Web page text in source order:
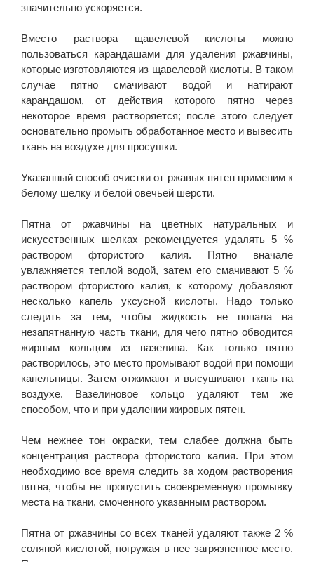
значительно ускоряется.
Вместо раствора щавелевой кислоты можно
пользоваться карандашами для удаления ржавчины,
которые изготовляются из щавелевой кислоты. В таком
случае пятно смачивают водой и натирают
карандашом, от действия которого пятно через
некоторое время растворяется; после этого следует
основательно промыть обработанное место и вывесить
ткань на воздухе для просушки.
Указанный способ очистки от ржавых пятен применим к
белому шелку и белой овечьей шерсти.
Пятна от ржавчины на цветных натуральных и
искусственных шелках рекомендуется удалять 5 %
раствором фтористого калия. Пятно вначале
увлажняется теплой водой, затем его смачивают 5 %
раствором фтористого калия, к которому добавляют
несколько капель уксусной кислоты. Надо только
следить за тем, чтобы жидкость не попала на
незапятнанную часть ткани, для чего пятно обводится
жирным кольцом из вазелина. Как только пятно
растворилось, это место промывают водой при помощи
капельницы. Затем отжимают и высушивают ткань на
воздухе. Вазелиновое кольцо удаляют тем же
способом, что и при удалении жировых пятен.
Чем нежнее тон окраски, тем слабее должна быть
концентрация раствора фтористого калия. При этом
необходимо все время следить за ходом растворения
пятна, чтобы не пропустить своевременную промывку
места на ткани, смоченного указанным раствором.
Пятна от ржавчины со всех тканей удаляют также 2 %
соляной кислотой, погружая в нее загрязненное место.